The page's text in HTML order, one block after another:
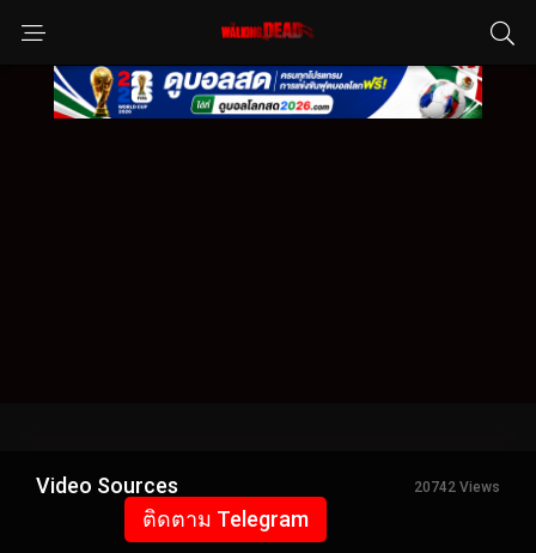
Video Sources 20742 Views
ติดตาม Telegram